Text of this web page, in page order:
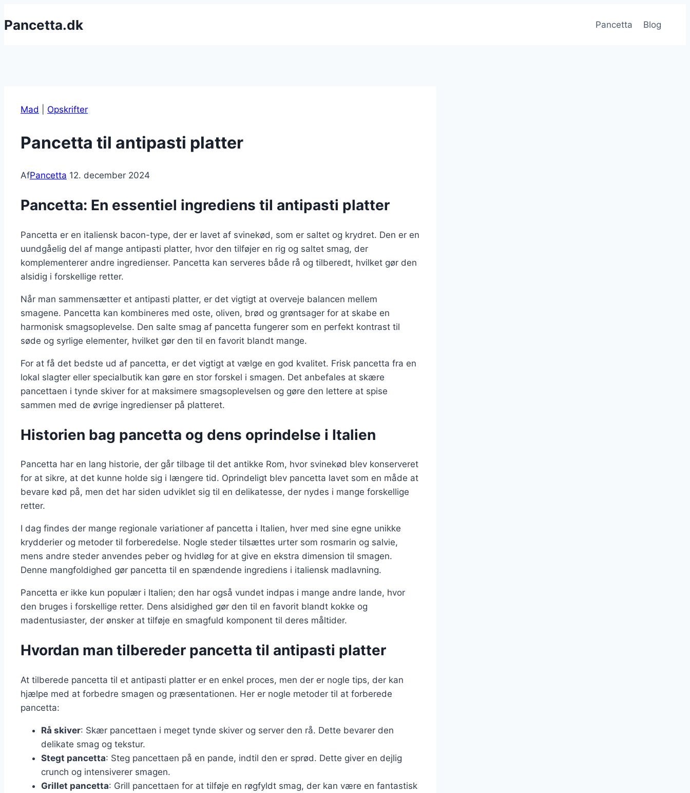
til
Pancetta.dk Pancetta Blog
Mad Opskrifter
Pancetta til antipasti platter
AfPancetta 12. december 2024
Pancetta: En essentiel ingrediens til antipasti platter
Pancetta er en italiensk bacon-type, der er lavet af svinekød, som er saltet og krydret. Den er en
uundgåelig del af mange antipasti platter, hvor den tilføjer en rig og saltet smag, der
komplementerer andre ingredienser. Pancetta kan serveres både rå og tilberedt, hvilket gør den
alsidig i forskellige retter.
Når man sammensætter et antipasti platter, er det vigtigt at overveje balancen mellem
smagene. Pancetta kan kombineres med oste, oliven, brød og grøntsager for at skabe en
harmonisk smagsoplevelse. Den salte smag af pancetta fungerer som en perfekt kontrast til
søde og syrlige elementer, hvilket gør den til en favorit blandt mange.
For at få det bedste ud af pancetta, er det vigtigt at vælge en god kvalitet. Frisk pancetta fra en
lokal slagter eller specialbutik kan gøre en stor forskel i smagen. Det anbefales at skære
pancettaen i tynde skiver for at maksimere smagsoplevelsen og gøre den lettere at spise
sammen med de øvrige ingredienser på platteret.
Historien bag pancetta og dens oprindelse i Italien
Pancetta har en lang historie, der går tilbage til det antikke Rom, hvor svinekød blev konserveret
for at sikre, at det kunne holde sig i længere tid. Oprindeligt blev pancetta lavet som en måde at
bevare kød på, men det har siden udviklet sig til en delikatesse, der nydes i mange forskellige
retter.
I dag findes der mange regionale variationer af pancetta i Italien, hver med sine egne unikke
krydderier og metoder til forberedelse. Nogle steder tilsættes urter som rosmarin og salvie,
mens andre steder anvendes peber og hvidløg for at give en ekstra dimension til smagen.
Denne mangfoldighed gør pancetta til en spændende ingrediens i italiensk madlavning.
Pancetta er ikke kun populær i Italien; den har også vundet indpas i mange andre lande, hvor
den bruges i forskellige retter. Dens alsidighed gør den til en favorit blandt kokke og
madentusiaster, der ønsker at tilføje en smagfuld komponent til deres måltider.
Hvordan man tilbereder pancetta til antipasti platter
At tilberede pancetta til et antipasti platter er en enkel proces, men der er nogle tips, der kan
hjælpe med at forbedre smagen og præsentationen. Her er nogle metoder til at forberede
pancetta:
Rå skiver: Skær pancettaen i meget tynde skiver og server den rå. Dette bevarer den
delikate smag og tekstur.
Stegt pancetta: Steg pancettaen på en pande, indtil den er sprød. Dette giver en dejlig
crunch og intensiverer smagen.
Grillet pancetta: Grill pancettaen for at tilføje en røgfyldt smag, der kan være en fantastisk